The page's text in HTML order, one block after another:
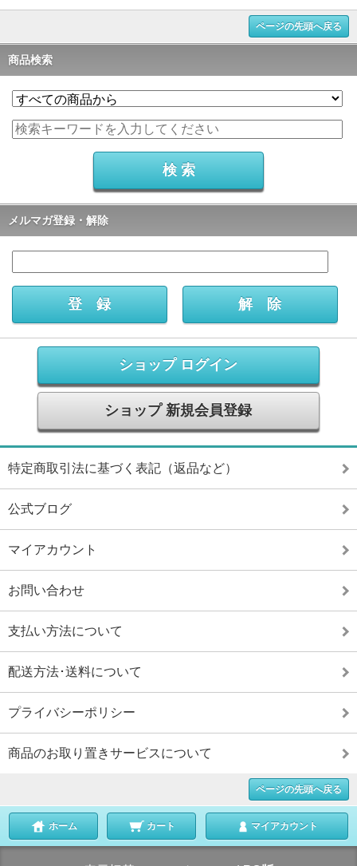
ページの先頭へ戻る
商品検索
メルマガ登録・解除
ショップ ログイン
ショップ 新規会員登録
特定商取引法に基づく表記（返品など）
公式ブログ
マイアカウント
お問い合わせ
支払い方法について
配送方法･送料について
プライバシーポリシー
商品のお取り置きサービスについて
ページの先頭へ戻る
ホーム カート マイアカウント